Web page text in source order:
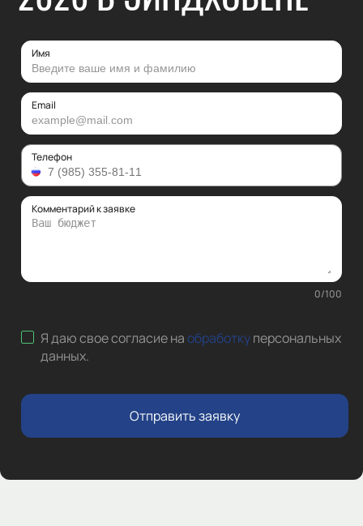
Имя
Email
Телефон
Комментарий к заявке
0/100
Я даю свое согласие наобработкуперсональных
данных.
Отправить заявку